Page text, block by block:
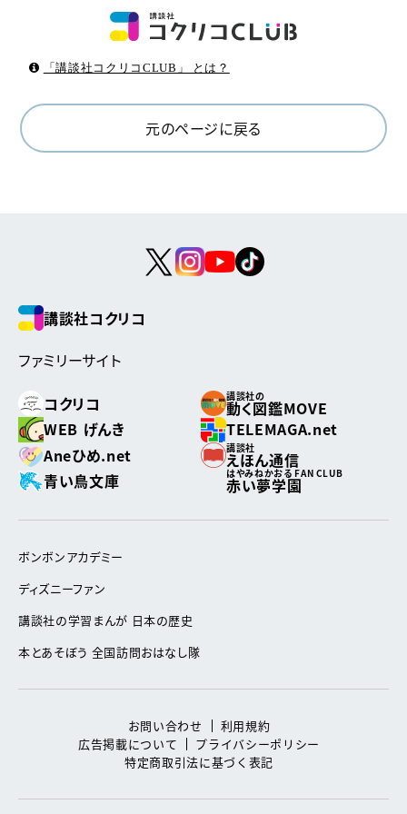
「講談社コクリコCLUB」 とは？
元のページに戻る
講談社コクリコ
ファミリーサイト
コクリコ
講談社の
動く図鑑MOVE
WEB げんき
TELEMAGA.net
Aneひめ.net
講談社
えほん通信
青い鳥文庫
はやみねかおる FAN CLUB
赤い夢学園
ボンボンアカデミー
ディズニーファン
講談社の学習まんが 日本の歴史
本とあそぼう 全国訪問おはなし隊
お問い合わせ
利用規約
広告掲載について
プライバシーポリシー
特定商取引法に基づく表記